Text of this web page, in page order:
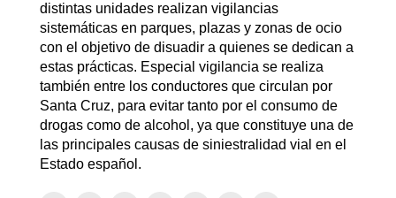
distintas unidades realizan vigilancias
sistemáticas en parques, plazas y zonas de ocio
con el objetivo de disuadir a quienes se dedican a
estas prácticas. Especial vigilancia se realiza
también entre los conductores que circulan por
Santa Cruz, para evitar tanto por el consumo de
drogas como de alcohol, ya que constituye una de
las principales causas de siniestralidad vial en el
Estado español.